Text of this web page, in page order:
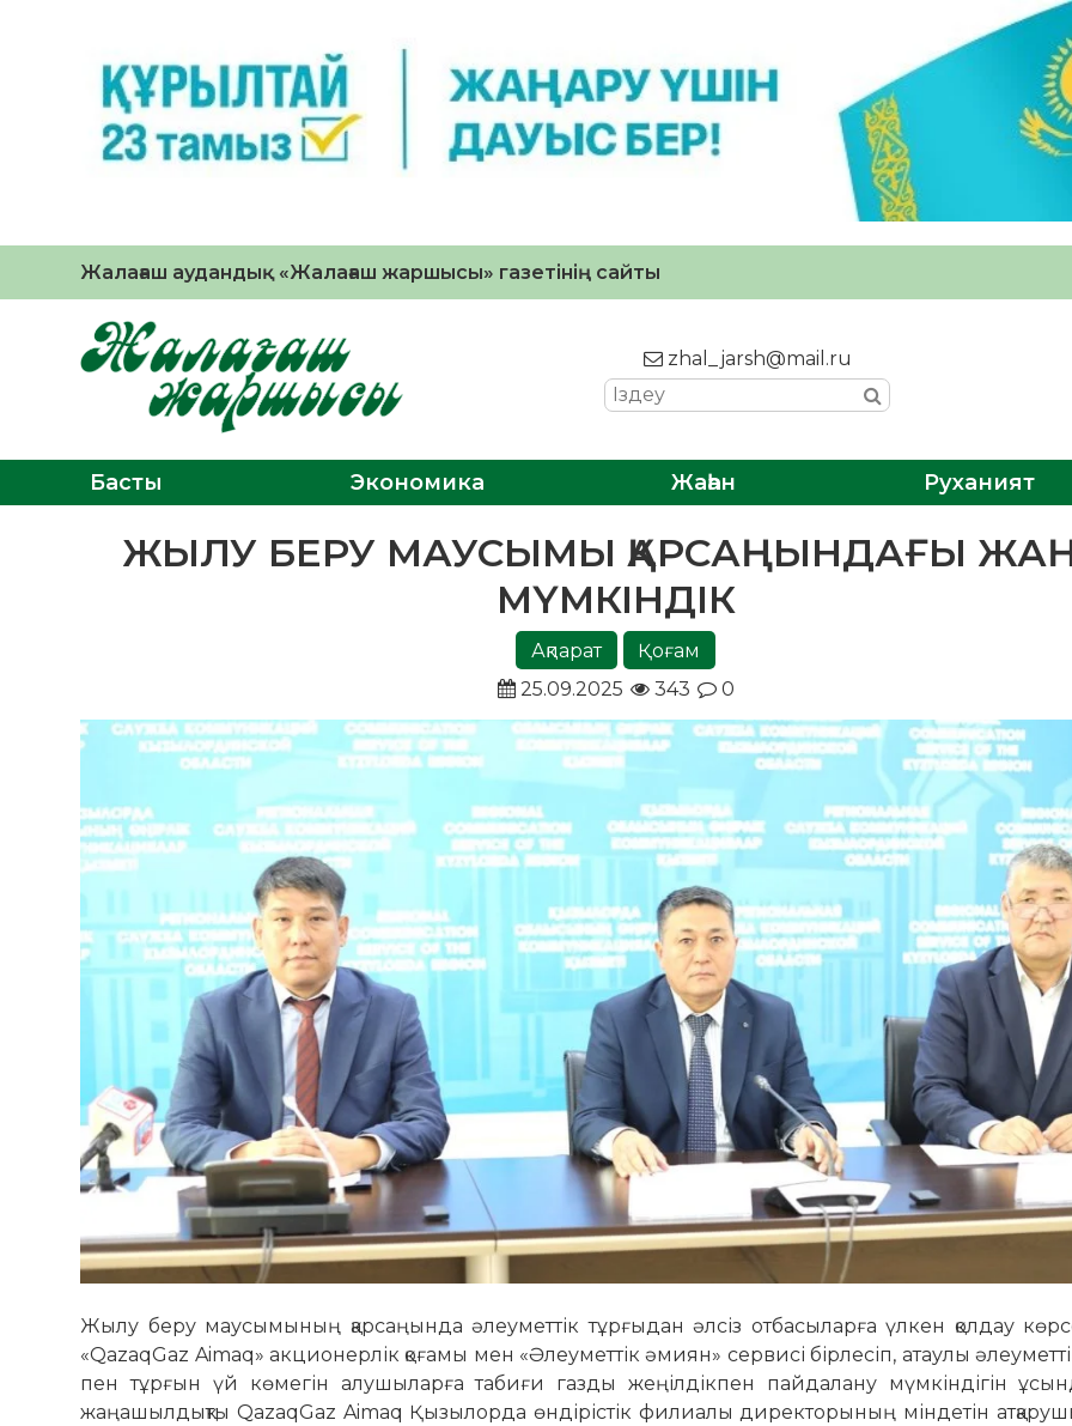
Жалағаш аудандық «Жалағаш жаршысы» газетінің сайты
zhal_jarsh@mail.ru
Басты Экономика Жаһан Руханият
ЖЫЛУ БЕРУ МАУСЫМЫ ҚАРСАҢЫНДАҒЫ
МҮМКІНДІК
Ақпарат
Қоғам
25.09.2025
343 0
Жылу беру маусымының қарсаңында әлеуметтік тұрғыдан әлсіз отбасыларға үлкен қолдау
«QazaqGaz Aimaq» акционерлік қоғамы мен «Әлеуметтік әмиян» сервисі бірлесіп, атаулы
пен тұрғын үй көмегін алушыларға табиғи газды жеңілдікпен пайдалану мүмкіндігін
жаңашылдықты QazaqGaz Aimaq Қызылорда өндірістік филиалы директорының міндетін